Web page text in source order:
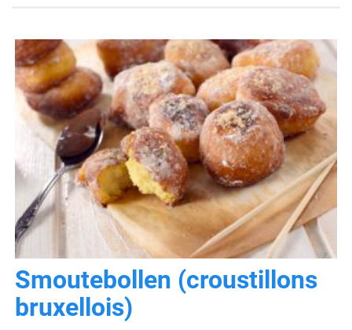
Smoutebollen (croustillons
bruxellois)